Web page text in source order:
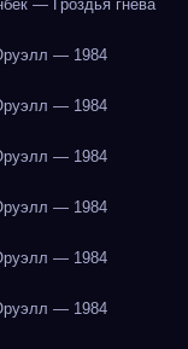
— Гроздья гнева
— 1984
— 1984
— 1984
— 1984
— 1984
— 1984